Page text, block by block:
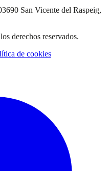
San Vicente del Raspeig,
derechos reservados.
de cookies